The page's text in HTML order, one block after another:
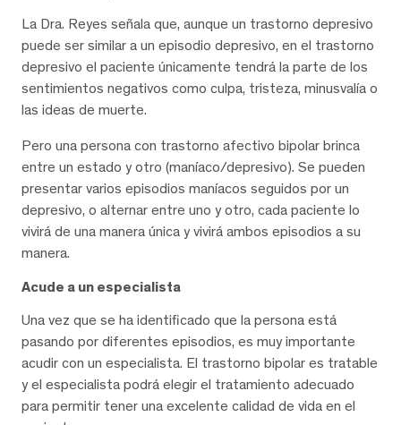
La Dra. Reyes señala que, aunque un trastorno depresivo
puede ser similar a un episodio depresivo, en el trastorno
depresivo el paciente únicamente tendrá la parte de los
sentimientos negativos como culpa, tristeza, minusvalía o
las ideas de muerte.
Pero una persona con trastorno afectivo bipolar brinca
entre un estado y otro (maníaco/depresivo). Se pueden
presentar varios episodios maníacos seguidos por un
depresivo, o alternar entre uno y otro, cada paciente lo
vivirá de una manera única y vivirá ambos episodios a su
manera.
Acude a un especialista
Una vez que se ha identificado que la persona está
pasando por diferentes episodios, es muy importante
acudir con un especialista. El trastorno bipolar es tratable
y el especialista podrá elegir el tratamiento adecuado
para permitir tener una excelente calidad de vida en el